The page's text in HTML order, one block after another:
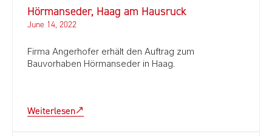
Hörmanseder, Haag am Hausruck
June 14, 2022
Firma Angerhofer erhält den Auftrag zum
Bauvorhaben Hörmanseder in Haag.
Weiterlesen